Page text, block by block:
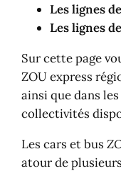
Les lignes
Les lignes
Sur cette page
ZOU express
ainsi que dans
collectivités
Les cars et bus
atour de